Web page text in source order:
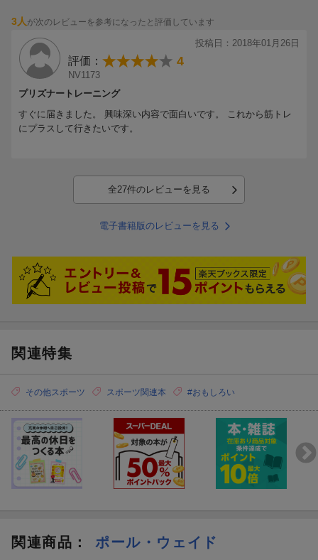
読して教えを守りモチベーションを静かに燃え上がらせて筋肉を貯
金して着実に進みましょう、きっと道は開けます。
ところでもし懸垂マシンをお探しならアルインコ製のものをお勧め
します、12000円程度買えてかなりしっかりしています。
3人 が次のレビューを参考になったと評価しています
投稿日：2018年01月26日
評価： 4
NV1173
プリズナートレーニング
すぐに届きました。 興味深い内容で面白いです。 これから筋トレ
にプラスして行きたいです。
全27件のレビューを見る
電子書籍版のレビューを見る
関連特集
その他スポーツ スポーツ関連本 #おもしろい
関連商品 ： ポール・ウェイド